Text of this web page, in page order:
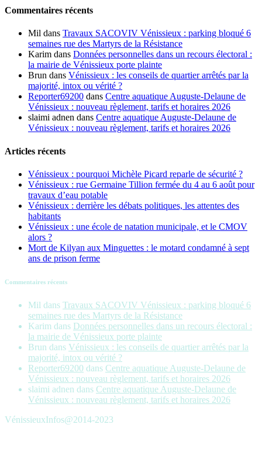
Commentaires récents
Mil dans Travaux SACOVIV Vénissieux : parking bloqué 6
semaines rue des Martyrs de la Résistance
Karim dans Données personnelles dans un recours électoral :
la mairie de Vénissieux porte plainte
Brun dans Vénissieux : les conseils de quartier arrêtés par la
majorité, intox ou vérité ?
Reporter69200 dans Centre aquatique Auguste-Delaune de
Vénissieux : nouveau règlement, tarifs et horaires 2026
slaimi adnen dans Centre aquatique Auguste-Delaune de
Vénissieux : nouveau règlement, tarifs et horaires 2026
Articles récents
Vénissieux : pourquoi Michèle Picard reparle de sécurité ?
Vénissieux : rue Germaine Tillion fermée du 4 au 6 août pour
travaux d’eau potable
Vénissieux : derrière les débats politiques, les attentes des
habitants
Vénissieux : une école de natation municipale, et le CMOV
alors ?
Mort de Kilyan aux Minguettes : le motard condamné à sept
ans de prison ferme
Commentaires récents
Mil dans Travaux SACOVIV Vénissieux : parking bloqué 6
semaines rue des Martyrs de la Résistance
Karim dans Données personnelles dans un recours électoral :
la mairie de Vénissieux porte plainte
Brun dans Vénissieux : les conseils de quartier arrêtés par la
majorité, intox ou vérité ?
Reporter69200 dans Centre aquatique Auguste-Delaune de
Vénissieux : nouveau règlement, tarifs et horaires 2026
slaimi adnen dans Centre aquatique Auguste-Delaune de
Vénissieux : nouveau règlement, tarifs et horaires 2026
VénissieuxInfos@2014-2023